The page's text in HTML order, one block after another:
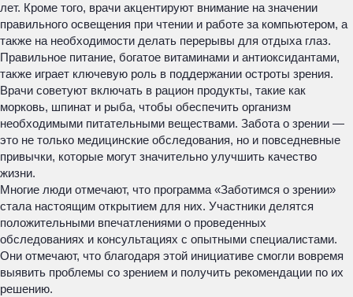
лет. Кроме того, врачи акцентируют внимание на значении
правильного освещения при чтении и работе за компьютером, а
также на необходимости делать перерывы для отдыха глаз.
Правильное питание, богатое витаминами и антиоксидантами,
также играет ключевую роль в поддержании остроты зрения.
Врачи советуют включать в рацион продукты, такие как
морковь, шпинат и рыба, чтобы обеспечить организм
необходимыми питательными веществами. Забота о зрении —
это не только медицинские обследования, но и повседневные
привычки, которые могут значительно улучшить качество
жизни.
Многие люди отмечают, что программа «Заботимся о зрении»
стала настоящим открытием для них. Участники делятся
положительными впечатлениями о проведенных
обследованиях и консультациях с опытными специалистами.
Они отмечают, что благодаря этой инициативе смогли вовремя
выявить проблемы со зрением и получить рекомендации по их
решению.